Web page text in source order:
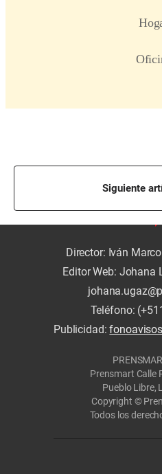
Siguiente
Director: Iván
Editor Web: Johana
Teléfono:
Publicidad:
Prensmart Calle
Pueblo Libre,
Copyright ©
Todos los